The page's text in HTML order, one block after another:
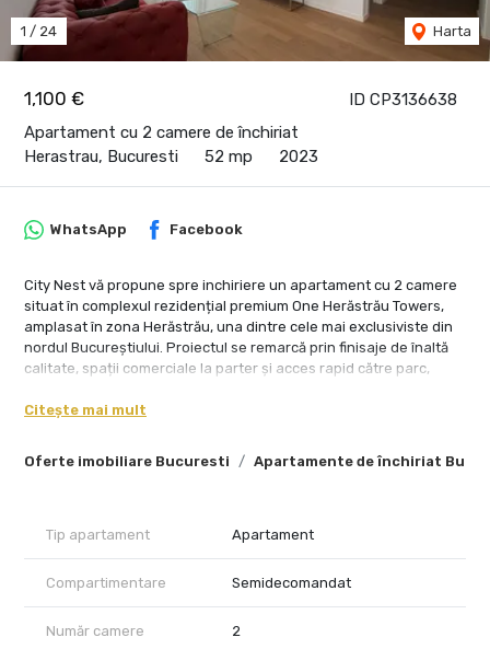
ID CP3136638
1,100 €
Apartament cu 2 camere de închiriat
Herastrau, Bucuresti
52 mp 2023
1 / 24 Harta
Oferte imobiliare Bucuresti Apartamente de închiriat
WhatsApp Facebook
City Nest vă propune spre inchiriere un apartament cu 2 camere
situat în complexul rezidențial premium One Herăstrău Towers,
amplasat în zona Herăstrău, una dintre cele mai exclusiviste din
nordul Bucureștiului. Proiectul se remarcă prin finisaje de înaltă
calitate, spații comerciale la parter și acces rapid către parc,
Compartimentarea este eficientă și cuprinde un living luminos cu
care asigură lumină naturală din plin, precum și acces facil la
spații comerciale și diverse servicii chiar în incinta ansamblului. În
plus, se află la doar câteva minute de parc și lac, cu conexiuni
Citește mai mult
Tip apartament Apartament
Compartimentare Semidecomandat
Număr camere 2